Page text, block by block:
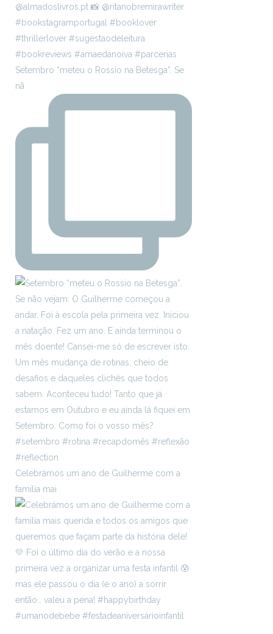
Setembro “meteu o Rossio na Betesga”. Se
nã
Celebrámos um ano de Guilherme com a
família mai